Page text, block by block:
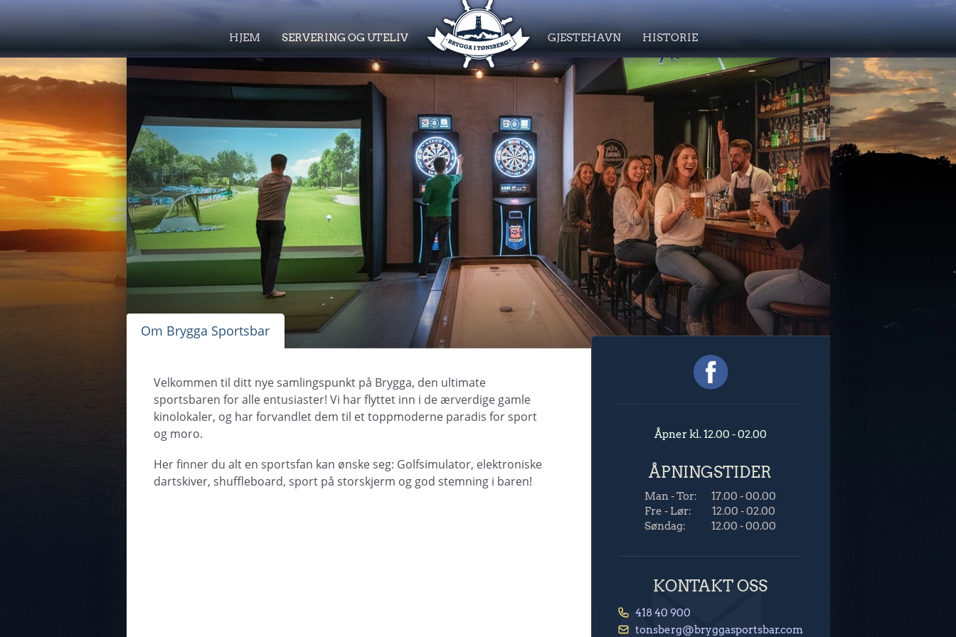
HJEM SERVERING OG UTELIV GJESTEHAVN HISTORIE
Om Brygga Sportsbar
Velkommen til ditt nye samlingspunkt på Brygga, den ultimate
sportsbaren for alle entusiaster! Vi har flyttet inn i de ærverdige gamle
kinolokaler, og har forvandlet dem til et toppmoderne paradis for sport
og moro.
Her finner du alt en sportsfan kan ønske seg: Golfsimulator, elektroniske
dartskiver, shuffleboard, sport på storskjerm og god stemning i baren!
Åpner kl. 12.00 - 02.00
ÅPNINGSTIDER
Man - Tor:
17.00 - 00.00
Fre - Lør:
12.00 - 02.00
Søndag:
12.00 - 00.00
KONTAKT OSS
418 40 900
tonsberg@bryggasportsbar.com